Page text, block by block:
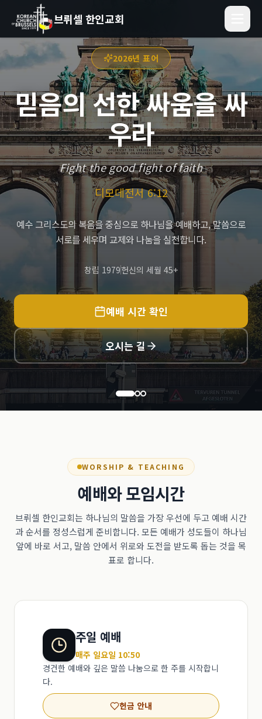
브뤼셀 한인교회
2026년 표어
믿음의 선한 싸움을 싸
우라
Fight the good fight of faith
디모데전서 6:12
예수 그리스도의 복음을 중심으로 하나님을 예배하고, 말씀으로
서로를 세우며 교제와 나눔을 실천합니다.
창립 1979헌신의 세월 45+
예배 시간 확인
오시는 길
WORSHIP & TEACHING
예배와 모임시간
브뤼셀 한인교회는 하나님의 말씀을 가장 우선에 두고 예배 시간
과 순서를 정성스럽게 준비합니다. 모든 예배가 성도들이 하나님
앞에 바로 서고, 말씀 안에서 위로와 도전을 받도록 돕는 것을 목
표로 합니다.
주일 예배
매주 일요일 10:50
경건한 예배와 깊은 말씀 나눔으로 한 주를 시작합니
다.
헌금 안내